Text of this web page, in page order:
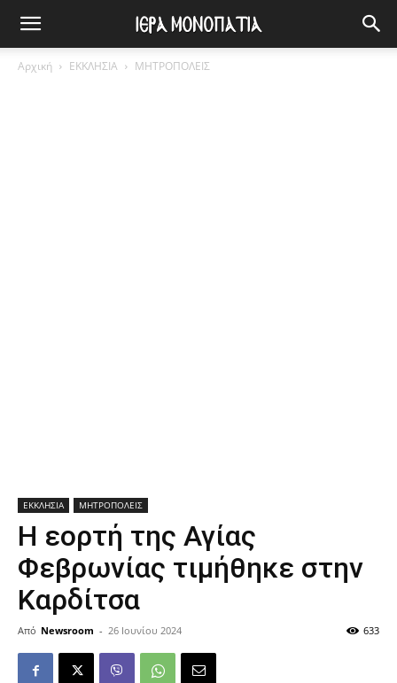
Αρχική ΕΚΚΛΗΣΙΑ ΜΗΤΡΟΠΟΛΕΙΣ
ΕΚΚΛΗΣΙΑ ΜΗΤΡΟΠΟΛΕΙΣ
Η εορτή της Αγίας
Φεβρωνίας τιμήθηκε στην
Καρδίτσα
Από Newsroom - 26 Ιουνίου 2024 633